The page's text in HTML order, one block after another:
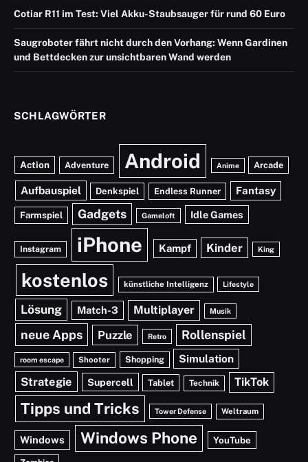
Cotiar R11 im Test: Viel Akku-Staubsauger für rund 60 Euro
Saugroboter fährt nicht durch den Vorhang: Wenn Gardinen
und Bettdecken zur unsichtbaren Wand werden
SCHLAGWÖRTER
Action Adventure Android Anime Arcade
Aufbauspiel Denkspiel Endless Runner Fantasy
Farmspiel Gadgets Gameloft Idle Games
Instagram iPhone Kampf Kinder King
kostenlos künstliche Intelligenz Lifestyle
Lösung Match-3 Multiplayer Musik
neue Apps Puzzle Retro Rollenspiel
room escape Shooter Shopping Simulation
Strategie Supercell Tablet Technik TikTok
Tipps und Tricks Tower Defense Weltraum
Windows Windows Phone YouTube